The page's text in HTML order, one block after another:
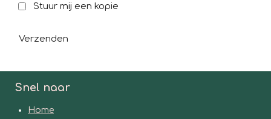
Stuur mij een kopie
Verzenden
Snel naar
Home